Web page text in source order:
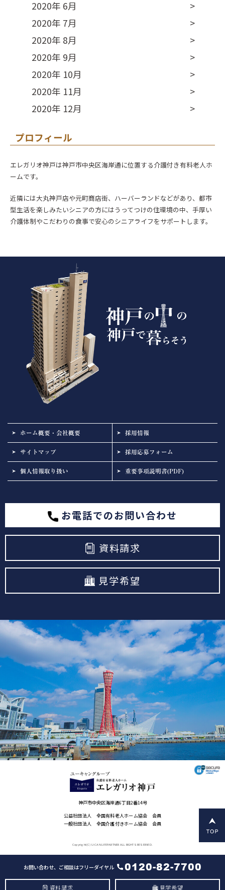
2020年 6月
2020年 7月
2020年 8月
2020年 9月
2020年 10月
2020年 11月
2020年 12月
プロフィール
エレガリオ神戸は神戸市中央区海岸通に位置する介護付き有料老人ホ
ームです。
近隣には大丸神戸店や元町商店街、ハーバーランドなどがあり、都市
型生活を楽しみたいシニアの方にはうってつけの住環境の中、手厚い
介護体制やこだわりの食事で安心のシニアライフをサポートします。
ホーム概要・会社概要 採用情報
サイトマップ 採用応募フォーム
個人情報取り扱い 重要事項説明書(PDF)
お電話でのお問い合わせ
資料請求
見学希望
神戸市中央区海岸通6丁目2番14号
お問い合わせ、ご相談はフリーダイヤル 0120-82-7700
資料請求 見学希望
公益社団法人 全国有料老人ホーム協会 会員
一般社団法人 全国介護付きホーム協会 会員
Copyright(C) U-CAN LIFEPARTNER ALL RIGHTS RESERVED.